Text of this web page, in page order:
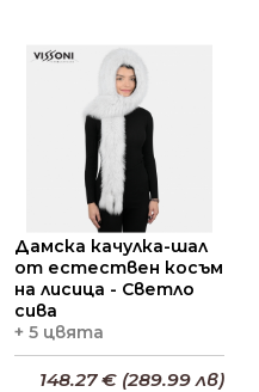
Добави в кошницата
Дамска качулка-шал
от естествен косъм
на лисица - Светло
сива
+ 5 цвята
148.27 € (289.99 лв)